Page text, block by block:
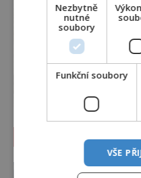
Žijeme v
Nezbytně
nutné
soubory
Funkční soubory
VŠE